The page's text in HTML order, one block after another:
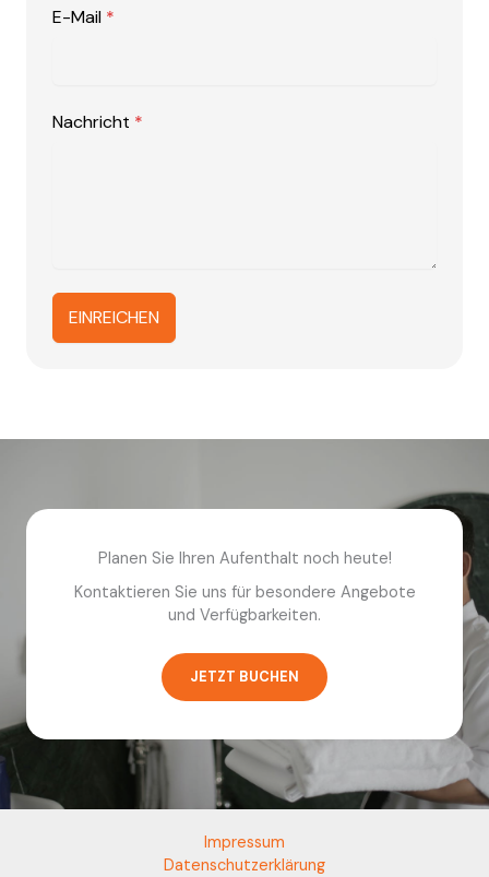
E-Mail *
Nachricht *
EINREICHEN
Planen Sie Ihren Aufenthalt noch heute!
Kontaktieren Sie uns für besondere Angebote
und Verfügbarkeiten.
JETZT BUCHEN
Impressum
Datenschutzerklärung